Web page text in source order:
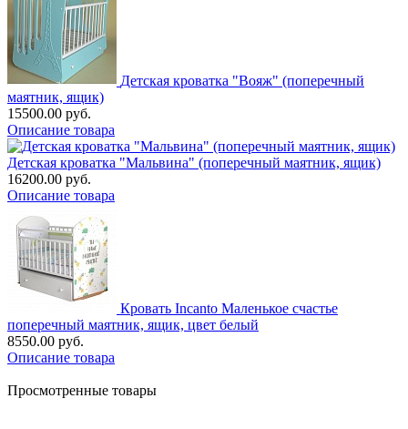
Детская кроватка "Вояж" (поперечный
маятник, ящик)
15500.00 руб.
Описание товара
Детская кроватка "Мальвина" (поперечный маятник, ящик)
16200.00 руб.
Описание товара
Кровать Incanto Маленькое счастье
поперечный маятник, ящик, цвет белый
8550.00 руб.
Описание товара
Просмотренные товары